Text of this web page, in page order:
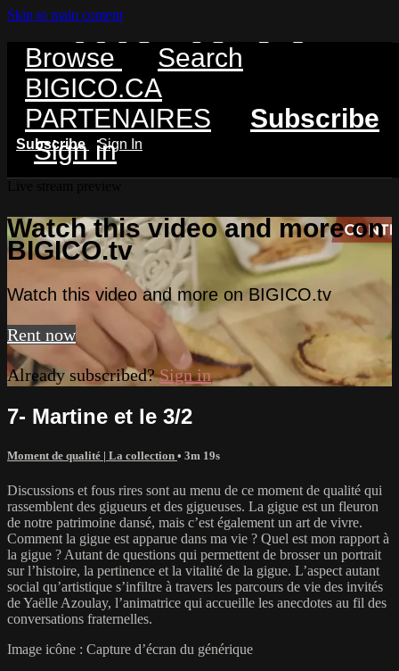
Skip to main content
Browse
Search
BIGICO.CA
PARTENAIRES
Subscribe
Sign in
Subscribe Sign In
Watch this video and more on
BIGICO.tv
Watch this video and more on BIGICO.tv
Rent now
Already subscribed?Sign in
7- Martine et le 3/2
Moment de qualité | La collection • 3m 19s
Discussions et fous rires sont au menu de ce moment de qualité qui
rassemblent des gigueurs et des gigueuses. La gigue est un fleuron
de notre patrimoine dansé, mais c’est également un art de vivre.
Comment la gigue est apparue dans ma vie ? Quel est mon rapport à
la gigue ? Autant de questions qui permettent de brosser un portrait
sur l’histoire, la pertinence et la vitalité de la gigue. L’aspect autant
social qu’artistique s’infiltre à travers les parcours de vie des invités
de Yaëlle Azoulay, l’animatrice qui accueille les anecdotes au fil des
conversations fraternelles.
Image icône : Capture d’écran du générique